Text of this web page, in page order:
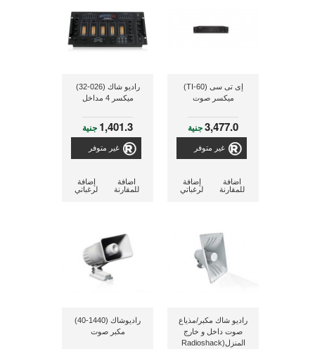
إى تى سى (TI-60)
ميكسر صوت
3,477.0جنية
غير متوفر
إضافة
لرغباتي
اضافة
للمقارنة
راديو شاك (026-32)
ميكسر 4 مداخل
1,401.3 جنية
غير متوفر
إضافة
لرغباتي
اضافة
للمقارنة
راديو شاك مكبر/مذياع
صوت داخل و خارج
المنزل(Radioshack
راديوشاك (1440-40)
مكبر صوت